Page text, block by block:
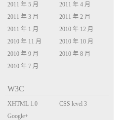
2011 年 5 月
2011 年 4 月
2011 年 3 月
2011 年 2 月
2011 年 1 月
2010 年 12 月
2010 年 11 月
2010 年 10 月
2010 年 9 月
2010 年 8 月
2010 年 7 月
W3C
XHTML 1.0
Transitional
CSS level 3
Google+